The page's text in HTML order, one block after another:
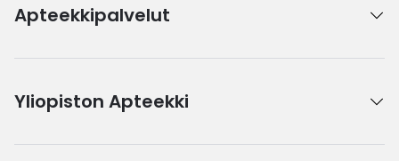
Apteekkipalvelut
Yliopiston Apteekki